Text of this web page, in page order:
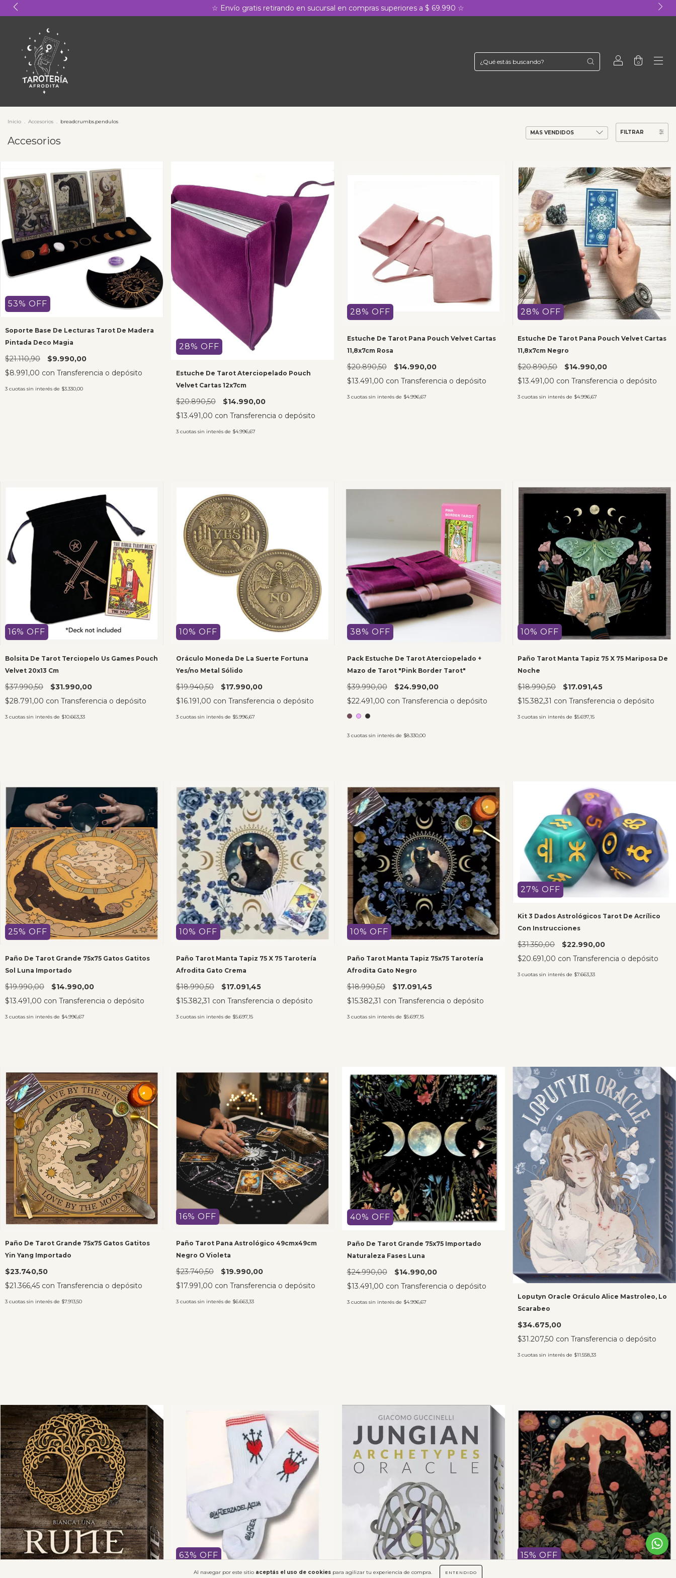
☆ Envío gratis retirando en sucursal en compras superiores a $ 69.990 ☆
0
Al navegar por este sitio aceptás el uso de cookies para agilizar tu experiencia de compra. ENTENDIDO
Inicio . Accesorios . breadcrumbs.pendulos
Accesorios
FILTRAR
53% OFF
Soporte Base De Lecturas Tarot De Madera
Pintada Deco Magia
$21.110,90
$9.990,00
$8.991,00 con Transferencia o depósito
3 cuotas sin interés de $3.330,00
28% OFF
Estuche De Tarot Aterciopelado Pouch
Velvet Cartas 12x7cm
$20.890,50
$14.990,00
$13.491,00 con Transferencia o depósito
3 cuotas sin interés de $4.996,67
28% OFF
Estuche De Tarot Pana Pouch Velvet Cartas
11,8x7cm Rosa
$20.890,50
$14.990,00
$13.491,00 con Transferencia o depósito
3 cuotas sin interés de $4.996,67
28%OFF
Estuche De Tarot Pana Pouch Velvet Cartas
11,8x7cm Negro
$20.890,50
$14.990,00
$13.491,00 con Transferencia o depósito
3 cuotas sin interés de $4.996,67
16% OFF
Bolsita De Tarot Terciopelo Us Games Pouch
Velvet 20x13 Cm
$37.990,50
$31.990,00
$28.791,00 con Transferencia o depósito
3 cuotas sin interés de $10.663,33
10% OFF
Oráculo Moneda De La Suerte Fortuna
Yes/no Metal Sólido
$19.940,50
$17.990,00
$16.191,00 con Transferencia o depósito
3 cuotas sin interés de $5.996,67
38% OFF
Pack Estuche De Tarot Aterciopelado +
Mazo de Tarot "Pink Border Tarot"
$39.990,00
$24.990,00
$22.491,00 con Transferencia o depósito
3 cuotas sin interés de $8.330,00
10%OFF
Paño Tarot Manta Tapiz 75 X 75 Mariposa De
Noche
$18.990,50
$17.091,45
$15.382,31 con Transferencia o depósito
3 cuotas sin interés de $5.697,15
25% OFF
Paño De Tarot Grande 75x75 Gatos Gatitos
Sol Luna Importado
$19.990,00
$14.990,00
$13.491,00 con Transferencia o depósito
3 cuotas sin interés de $4.996,67
10% OFF
Paño Tarot Manta Tapiz 75 X 75 Tarotería
Afrodita Gato Crema
$18.990,50
$17.091,45
$15.382,31 con Transferencia o depósito
3 cuotas sin interés de $5.697,15
10% OFF
Paño Tarot Manta Tapiz 75x75 Tarotería
Afrodita Gato Negro
$18.990,50
$17.091,45
$15.382,31 con Transferencia o depósito
3 cuotas sin interés de $5.697,15
27%OFF
Kit 3 Dados Astrológicos Tarot De Acrílico
Con Instrucciones
$31.350,00
$22.990,00
$20.691,00 con Transferencia o depósito
3 cuotas sin interés de $7.663,33
Paño De Tarot Grande 75x75 Gatos Gatitos
Yin Yang Importado
$23.740,50
$21.366,45 con Transferencia o depósito
3 cuotas sin interés de $7.913,50
16% OFF
Paño Tarot Pana Astrológico 49cmx49cm
Negro O Violeta
$23.740,50
$19.990,00
$17.991,00 con Transferencia o depósito
3 cuotas sin interés de $6.663,33
40% OFF
Paño De Tarot Grande 75x75 Importado
Naturaleza Fases Luna
$24.990,00
$14.990,00
$13.491,00 con Transferencia o depósito
3 cuotas sin interés de $4.996,67
Loputyn Oracle Oráculo Alice Mastroleo, Lo
Scarabeo
$34.675,00
$31.207,50 con Transferencia o depósito
3 cuotas sin interés de $11.558,33
63% OFF 15%OFF